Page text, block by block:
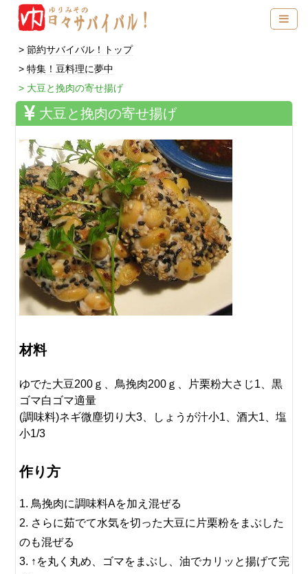
節約サバイバル！トップ
特集！豆料理に夢中
大豆と挽肉の寄せ揚げ
大豆と挽肉の寄せ揚げ
材料
ゆでた大豆200ｇ、鳥挽肉200ｇ、片栗粉大さじ1、黒
ゴマ白ゴマ適量
(調味料)ネギ微塵切り大3、しょうが汁小1、酒大1、塩
小1/3
作り方
鳥挽肉に調味料Aを加え混ぜる
さらに茹でて水気を切った大豆に片栗粉をまぶした
のも混ぜる
↑を丸く丸め、ゴマをまぶし、油でカリッと揚げて完